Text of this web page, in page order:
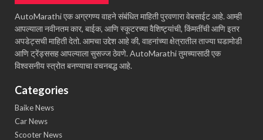
AutoMarathi एक अग्रगण्य वाहने संबंधित माहिती पुरवणारा वेबसाईट आहे. आम्ही
आपल्याला नवीनतम कार, बाईक, आणि स्कूटरच्या वैशिष्ट्यांची, किंमतींची आणि इतर
अपडेट्सची माहिती देतो. आमचा उद्देश आहे की, वाहनांच्या क्षेत्रातील ताज्या घडामोडी
आणि ट्रेंड्ससह आपल्याला सुसज्ज ठेवणे. AutoMarathi तुमच्यासाठी एक
विश्वसनीय स्त्रोत बनण्याचा वचनबद्ध आहे.
Categories
Baike News
Car News
Scooter News